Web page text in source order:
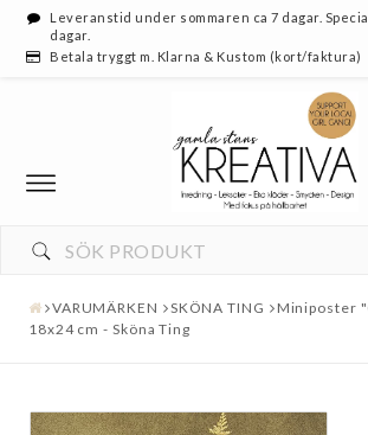
Leveranstid under sommaren ca 7 dagar.
dagar.
Betala tryggt m. Klarna & Kustom (kort/faktura)
VARUMÄRKEN SKÖNA TING
Miniposter
18x24 cm - Sköna Ting